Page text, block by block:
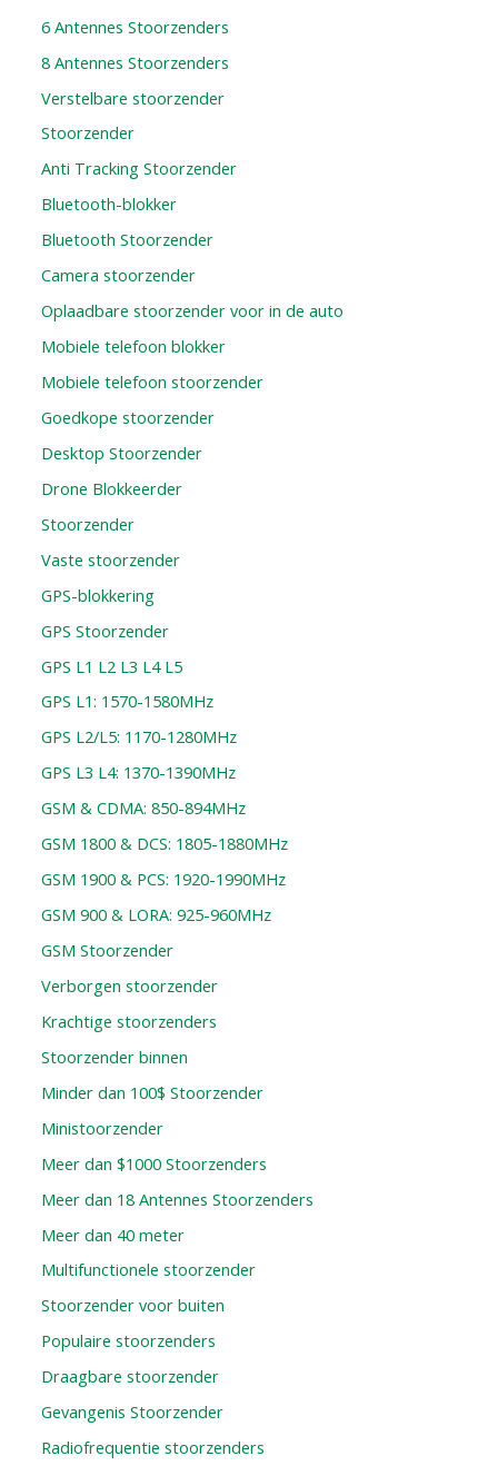
6 Antennes Stoorzenders
8 Antennes Stoorzenders
Verstelbare stoorzender
Stoorzender
Anti Tracking Stoorzender
Bluetooth-blokker
Bluetooth Stoorzender
Camera stoorzender
Oplaadbare stoorzender voor in de auto
Mobiele telefoon blokker
Mobiele telefoon stoorzender
Goedkope stoorzender
Desktop Stoorzender
Drone Blokkeerder
Stoorzender
Vaste stoorzender
GPS-blokkering
GPS Stoorzender
GPS L1 L2 L3 L4 L5
GPS L1: 1570-1580MHz
GPS L2/L5: 1170-1280MHz
GPS L3 L4: 1370-1390MHz
GSM & CDMA: 850-894MHz
GSM 1800 & DCS: 1805-1880MHz
GSM 1900 & PCS: 1920-1990MHz
GSM 900 & LORA: 925-960MHz
GSM Stoorzender
Verborgen stoorzender
Krachtige stoorzenders
Stoorzender binnen
Minder dan 100$ Stoorzender
Ministoorzender
Meer dan $1000 Stoorzenders
Meer dan 18 Antennes Stoorzenders
Meer dan 40 meter
Multifunctionele stoorzender
Stoorzender voor buiten
Populaire stoorzenders
Draagbare stoorzender
Gevangenis Stoorzender
Radiofrequentie stoorzenders